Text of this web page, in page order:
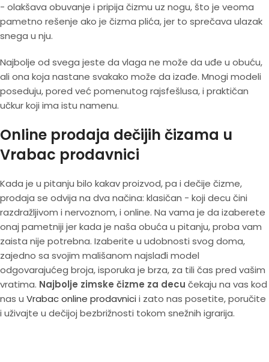
- olakšava obuvanje i pripija čizmu uz nogu, što je veoma
pametno rešenje ako je čizma plića, jer to sprečava ulazak
snega u nju.
Najbolje od svega jeste da vlaga ne može da uđe u obuću,
ali ona koja nastane svakako može da izađe. Mnogi modeli
poseduju, pored već pomenutog rajsfešlusa, i praktičan
učkur koji ima istu namenu.
Online prodaja dečijih čizama u
Vrabac prodavnici
Kada je u pitanju bilo kakav proizvod, pa i dečije čizme,
prodaja se odvija na dva načina: klasičan - koji decu čini
razdražljivom i nervoznom, i online. Na vama je da izaberete
onaj pametniji jer kada je naša obuća u pitanju, proba vam
zaista nije potrebna. Izaberite u udobnosti svog doma,
zajedno sa svojim mališanom najslađi model
odgovarajućeg broja, isporuka je brza, za tili čas pred vašim
vratima. Najbolje zimske čizme za decu čekaju na vas kod
nas u Vrabac online prodavnici i zato nas posetite, poručite
i uživajte u dečijoj bezbrižnosti tokom snežnih igrarija.